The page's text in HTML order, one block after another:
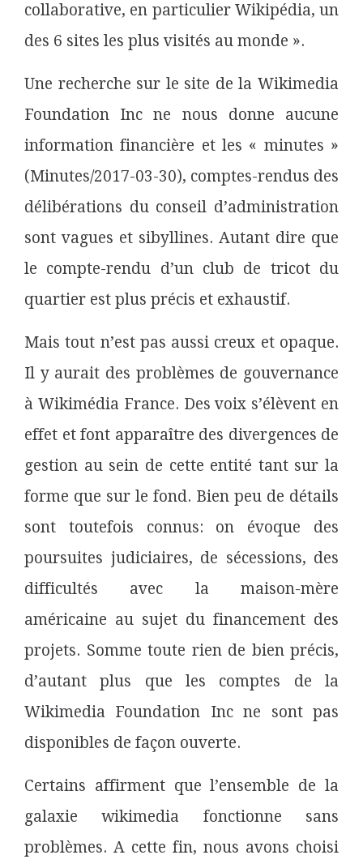
collaborative, en particulier Wikipédia, un
des 6 sites les plus visités au monde ».
Une recherche sur le site de la Wikimedia
Foundation Inc ne nous donne aucune
information financière et les « minutes »
(Minutes/2017-03-30), comptes-rendus des
délibérations du conseil d’administration
sont vagues et sibyllines. Autant dire que
le compte-rendu d’un club de tricot du
quartier est plus précis et exhaustif.
Mais tout n’est pas aussi creux et opaque.
Il y aurait des problèmes de gouvernance
à Wikimédia France. Des voix s’élèvent en
effet et font apparaître des divergences de
gestion au sein de cette entité tant sur la
forme que sur le fond. Bien peu de détails
sont toutefois connus: on évoque des
poursuites judiciaires, de sécessions, des
difficultés avec la maison-mère
américaine au sujet du financement des
projets. Somme toute rien de bien précis,
d’autant plus que les comptes de la
Wikimedia Foundation Inc ne sont pas
disponibles de façon ouverte.
Certains affirment que l’ensemble de la
galaxie wikimedia fonctionne sans
problèmes. A cette fin, nous avons choisi